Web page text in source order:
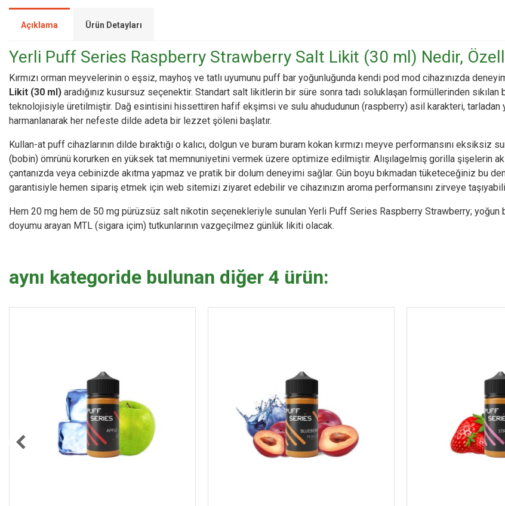
Açıklama Ürün Detayları
Yerli Puff Series Raspberry Strawberry Salt Likit (30 ml) Nedir,
Kırmızı orman meyvelerinin o eşsiz, mayhoş ve tatlı uyumunu puff bar yoğunluğunda kendi pod mod cihazınızda
Likit (30 ml) aradığınız kusursuz seçenektir. Standart salt likitlerin bir süre sonra tadı soluklaşan formüllerinden
teknolojisiyle üretilmiştir. Dağ esintisini hissettiren hafif ekşimsi ve sulu ahududunun (raspberry) asil karakteri, tarladan
harmanlanarak her nefeste dilde adeta bir lezzet şöleni başlatır.
Kullan-at puff cihazlarının dilde bıraktığı o kalıcı, dolgun ve buram buram kokan kırmızı meyve performansını
(bobin) ömrünü korurken en yüksek tat memnuniyetini vermek üzere optimize edilmiştir. Alışılagelmiş gorilla şişelerin
çantanızda veya cebinizde akıtma yapmaz ve pratik bir dolum deneyimi sağlar. Gün boyu bıkmadan tüketeceğiniz bu
garantisiyle hemen sipariş etmek için web sitemizi ziyaret edebilir ve cihazınızın aroma performansını zirveye
Hem 20 mg hem de 50 mg pürüzsüz salt nikotin seçenekleriyle sunulan Yerli Puff Series Raspberry Strawberry; yoğun
doyumu arayan MTL (sigara içim) tutkunlarının vazgeçilmez günlük likiti olacak.
aynı kategoride bulunan diğer 4 ürün: